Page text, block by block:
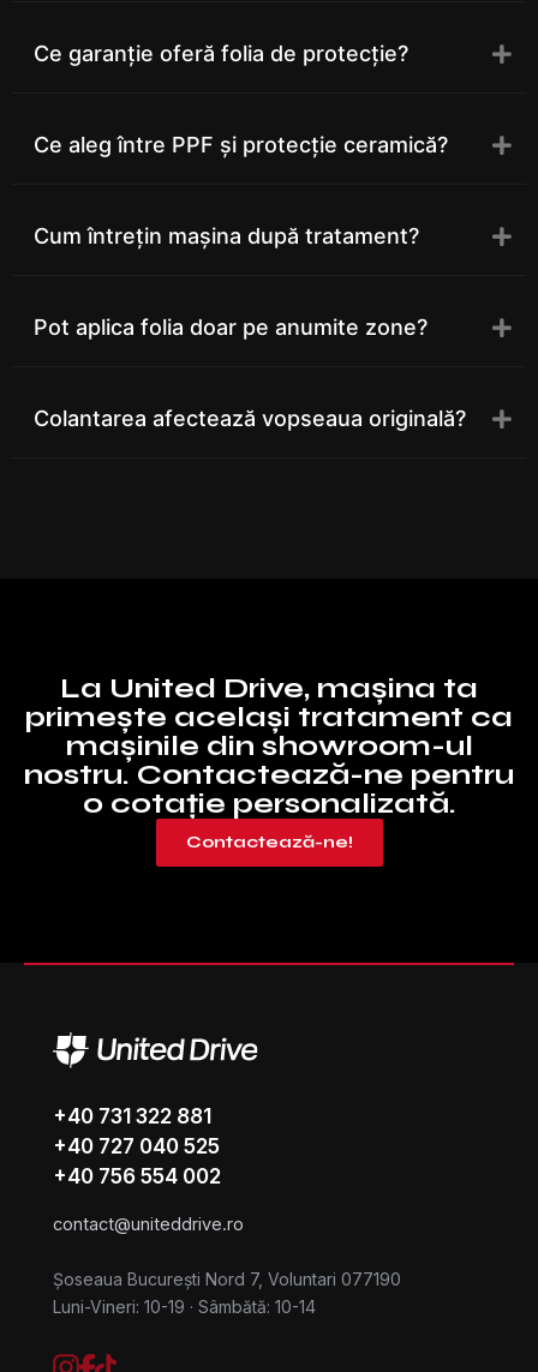
Ce garanție oferă folia de protecție?
Ce aleg între PPF și protecție ceramică?
Cum întrețin mașina după tratament?
Pot aplica folia doar pe anumite zone?
Colantarea afectează vopseaua originală?
La United Drive, mașina ta
primește același tratament ca
mașinile din showroom-ul
nostru. Contactează-ne pentru
o cotație personalizată.
Contactează-ne!
+40 731 322 881
+40 727 040 525
+40 756 554 002
contact@uniteddrive.ro
Șoseaua București Nord 7, Voluntari 077190
Luni-Vineri: 10-19 · Sâmbătă: 10-14